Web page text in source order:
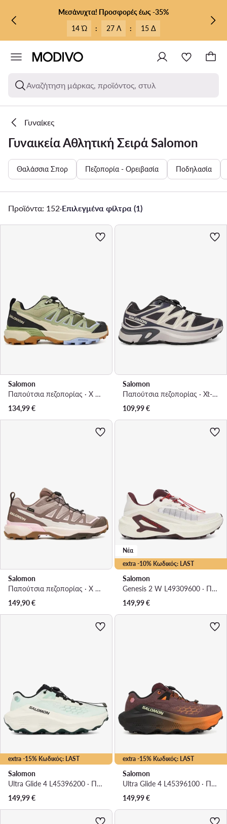
ΜΕΤΆΒΑΣΗ ΣΤΟ ΚΎΡΙΟ ΠΕΡΙΕΧΌΜΕΝΟ
ΜΕΤΆΒΑΣΗ ΣΤΗΝ ΑΝΑΖΉΤΗΣΗ
Μεσάνυχτα! Προσφορές έως -35%
14 Ώ
: 27 Λ : 13 Δ
Αναζήτηση μάρκας, προϊόντος, στυλ
Γυναίκες
Γυναικεία Αθλητική Σειρά Salomon
Θαλάσσια Σπορ Πεζοπορία - Ορειβασία Ποδηλασία
Προϊόντα: 152·Επιλεγμένα φίλτρα (1)
Salomon
Παπούτσια πεζοπορίας · X Ultra 360 Edge L49097300 · Πράσινο
134,99€
Salomon
Παπούτσια πεζοπορίας · Xt-Evr L49143200 · Μπορντό
109,99€
Salomon
Παπούτσια πεζοπορίας · X Ultra 360 Edge Gore-Tex L47981800 · Καφέ
149,90€
extra -10% Κωδικός: LAST
Νέα
Salomon
Genesis 2 W L49309600 · Παπούτσια για Τρέξιμο
149,99€
extra -15% Κωδικός: LAST
Salomon
Ultra Glide 4 L45396200 · Παπούτσια για Τρέξιμο
149,99€
extra -15% Κωδικός: LAST
Salomon
Ultra Glide 4 L45396100 · Παπούτσια για Τρέξιμο
149,99€